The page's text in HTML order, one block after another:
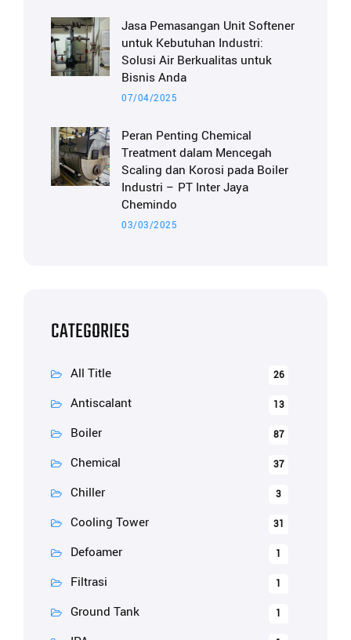
Jasa Pemasangan Unit Softener
untuk Kebutuhan Industri:
Solusi Air Berkualitas untuk
Bisnis Anda
07/04/2025
Peran Penting Chemical
Treatment dalam Mencegah
Scaling dan Korosi pada Boiler
Industri – PT Inter Jaya
Chemindo
03/03/2025
CATEGORIES
All Title 26
Antiscalant 13
Boiler 87
Chemical 37
Chiller 3
Cooling Tower 31
Defoamer 1
Filtrasi 1
Ground Tank 1